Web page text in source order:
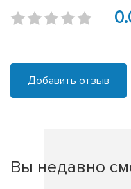
Добавить отзыв
Вы недавно